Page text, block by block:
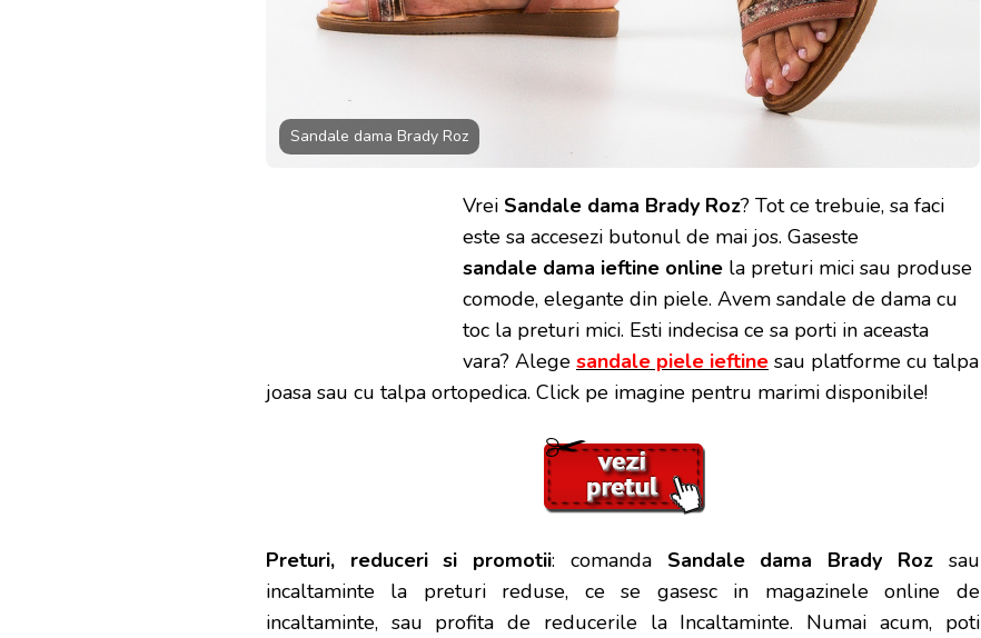
Sandale dama Brady Roz
Vrei Sandale dama Brady Roz? Tot ce trebuie, sa faci
este sa accesezi butonul de mai jos. Gaseste
sandale dama ieftine online la preturi mici sau produse
comode, elegante din piele. Avem sandale de dama cu
toc la preturi mici. Esti indecisa ce sa porti in aceasta
vara? Alege sandale piele ieftine sau platforme cu talpa
joasa sau cu talpa ortopedica. Click pe imagine pentru marimi disponibile!
Preturi, reduceri si promotii: comanda Sandale dama Brady Rozsau
incaltaminte la preturi reduse, ce se gasesc in magazinele online de
incaltaminte, sau profita de reducerile la Incaltaminte. Numai acum, poti